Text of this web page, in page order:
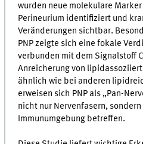
wurden neue molekulare
Perineurium identifiziert und
Veränderungen sichtbar.
PNP zeigte sich eine fokale
verbunden mit dem Signalstoff
Anreicherung von
ähnlich wie bei anderen
erweisen sich PNP als „Pan-
nicht nur Nervenfasern,
Immunumgebung betreffen.